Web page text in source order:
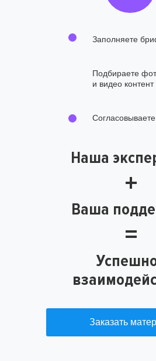
Заполняете
Подбираете
и видео контент
Согласовываете
Наша
+
Ваша
=
Заказать